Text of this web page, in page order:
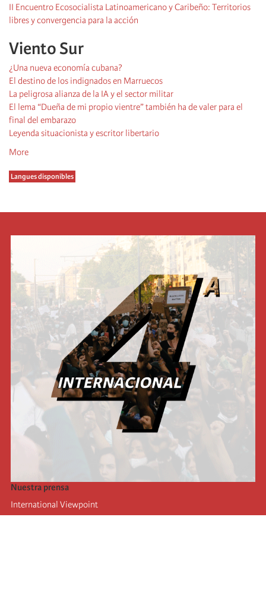
II Encuentro Ecosocialista Latinoamericano y Caribeño: Territorios
libres y convergencia para la acción
Viento Sur
¿Una nueva economía cubana?
El destino de los indignados en Marruecos
La peligrosa alianza de la IA y el sector militar
El lema “Dueña de mi propio vientre” también ha de valer para el
final del embarazo
Leyenda situacionista y escritor libertario
More
Langues disponibles
Nuestra prensa
International Viewpoint